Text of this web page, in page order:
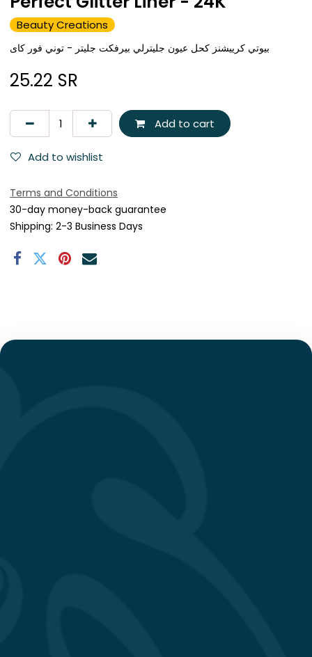
Beauty Creations
بيوتي كرييشنز كحل عيون جليترلي بيرفكت جليتر - توني فور كاى
25.22 SR
Add to cart
Add to wishlist
Terms and Conditions
30-day money-back guarantee
Shipping: 2-3 Business Days